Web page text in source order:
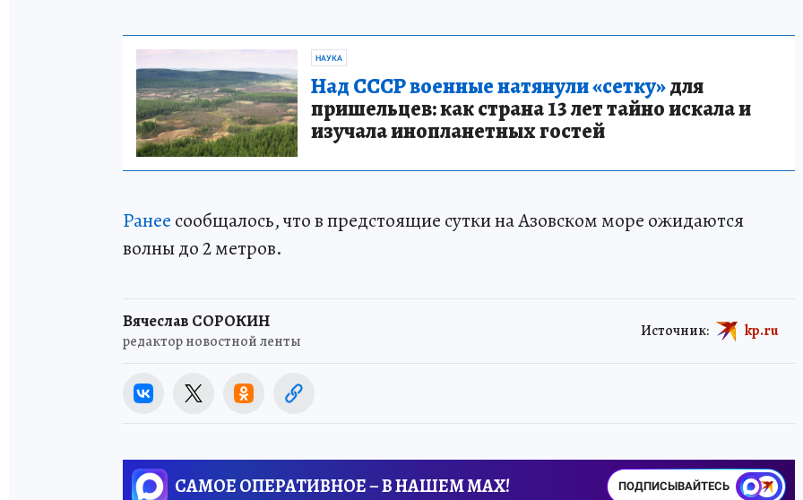
НАУКА
Над СССР военные натянули «сетку»для
пришельцев: как страна 13 лет тайно искала и
изучала инопланетных гостей
Ранее сообщалось, что в предстоящие сутки на Азовском море ожидаются
волны до 2 метров.
Вячеслав СОРОКИН
редактор новостной ленты
Источник: kp.ru
САМОЕ ОПЕРАТИВНОЕ – В НАШЕМ MAX! ПОДПИСЫВАЙТЕСЬ